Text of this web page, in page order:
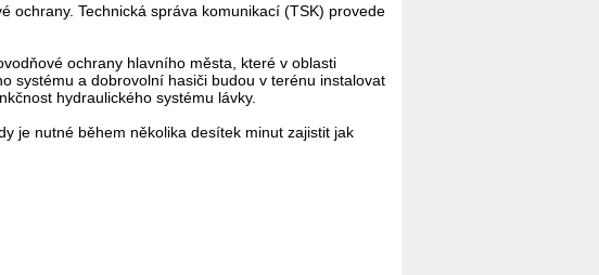
ochrany. Technická správa komunikací (TSK) provede
ochrany hlavního města, které v oblasti
systému a dobrovolní hasiči budou v terénu instalovat
hydraulického systému lávky.
je nutné během několika desítek minut zajistit jak